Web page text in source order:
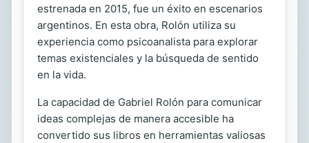
estrenada en 2015, fue un éxito en escenarios
argentinos. En esta obra, Rolón utiliza su
experiencia como psicoanalista para explorar
temas existenciales y la búsqueda de sentido
en la vida.
La capacidad de Gabriel Rolón para comunicar
ideas complejas de manera accesible ha
convertido sus libros en herramientas valiosas